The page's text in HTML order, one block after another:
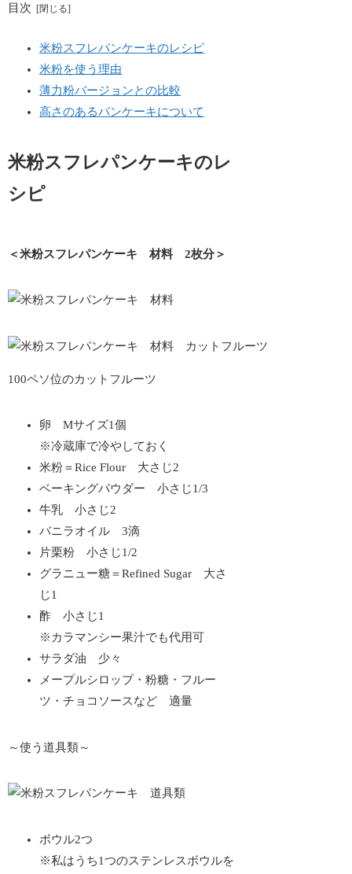
目次
米粉スフレパンケーキのレシピ
米粉を使う理由
薄力粉バージョンとの比較
高さのあるパンケーキについて
米粉スフレパンケーキのレ
シピ
＜米粉スフレパンケーキ 材料 2枚分＞
100ペソ位のカットフルーツ
卵 Mサイズ1個
※冷蔵庫で冷やしておく
米粉＝Rice Flour 大さじ2
ベーキングパウダー 小さじ1/3
牛乳 小さじ2
バニラオイル 3滴
片栗粉 小さじ1/2
グラニュー糖＝Refined Sugar 大さ
じ1
酢 小さじ1
※カラマンシー果汁でも代用可
サラダ油 少々
メープルシロップ・粉糖・フルー
ツ・チョコソースなど 適量
～使う道具類～
ボウル2つ
※私はうち1つのステンレスボウルを